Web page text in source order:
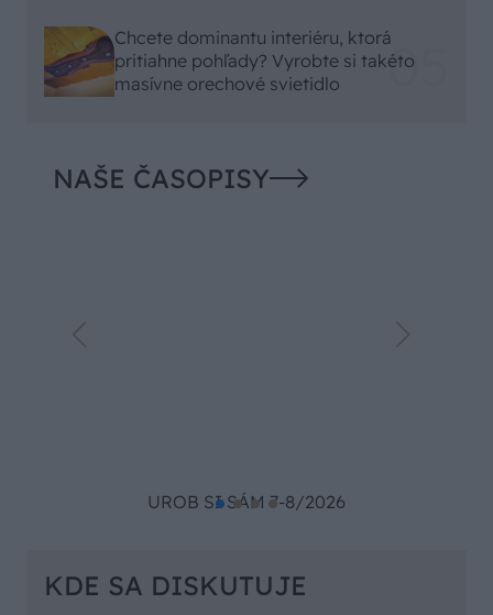
Chcete dominantu interiéru, ktorá
pritiahne pohľady? Vyrobte si takéto
masívne orechové svietidlo
NAŠE ČASOPISY
UROB SI SÁM 7-8/2026
KDE SA DISKUTUJE